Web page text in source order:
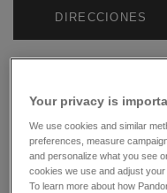
DIRECCIONES
Lunes
Miércoles
Jueves
Viernes
Sábado
Your privacy is
We use cookies and similar
preferences, measure
and personalize what you see
cookies we use and adjust
To learn more about how